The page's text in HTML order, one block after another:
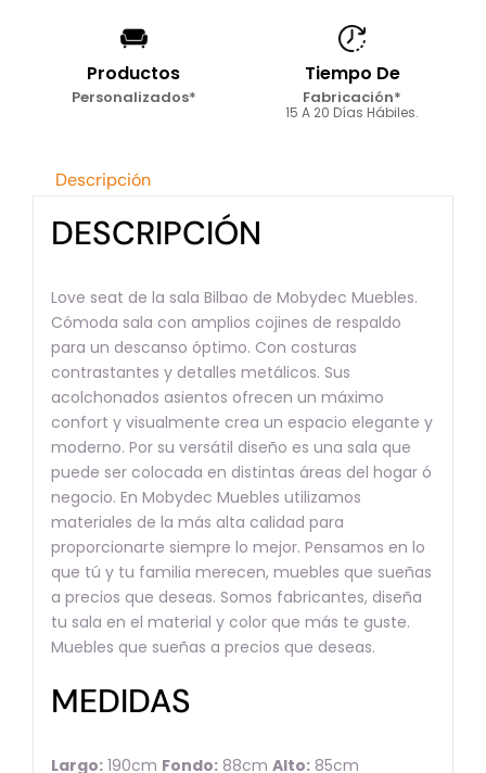
Productos
Personalizados*
Tiempo De
Fabricación*
15 A 20 Días Hábiles.
Descripción
DESCRIPCIÓN
Love seat de la sala Bilbao de Mobydec Muebles.
Cómoda sala con amplios cojines de respaldo
para un descanso óptimo. Con costuras
contrastantes y detalles metálicos. Sus
acolchonados asientos ofrecen un máximo
confort y visualmente crea un espacio elegante y
moderno. Por su versátil diseño es una sala que
puede ser colocada en distintas áreas del hogar ó
negocio. En Mobydec Muebles utilizamos
materiales de la más alta calidad para
proporcionarte siempre lo mejor. Pensamos en lo
que tú y tu familia merecen, muebles que sueñas
a precios que deseas. Somos fabricantes, diseña
tu sala en el material y color que más te guste.
Muebles que sueñas a precios que deseas.
MEDIDAS
Largo:190cm Fondo:88cm Alto:85cm